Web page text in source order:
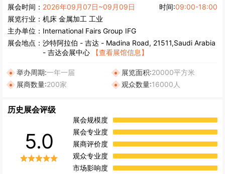
展会时间： 2026年09月07日~09月09日 时间:09:00-18:00
展览行业： 机床 金属加工 工业
主办单位： International Fairs Group IFG
展会地点： 沙特阿拉伯 - 吉达 - Madina Road, 21511,Saudi Arabia
- 吉达会展中心
【查看展馆信息】
举办周期:一年一届 展览面积:20000平方米
展商数量:200家 观众数量:16000人
历史展会评级
5.0
展会规模度
展会专业度
展商评价度
观众专业度
市场影响度